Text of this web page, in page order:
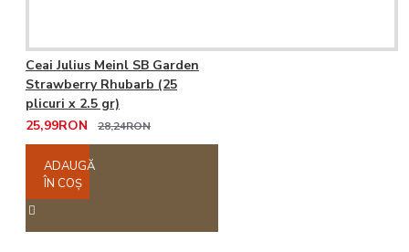
Ceai Julius Meinl SB Garden
Strawberry Rhubarb (25
plicuri x 2.5 gr)
25,99RON
28,24RON
ADAUGĂ
ÎN COŞ